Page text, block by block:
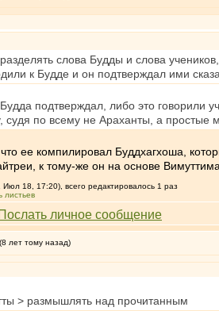
слова Будды и слова
к Будде и он подтверждал ими
подтверждал, либо это говорили
по всему не Араханты, а простые
ее компилировал Буддхагхоша,
к тому-же он на основе
18, 17:20), всего редактировалось 1 раз
листьев
лет тому назад)
> размышлять над прочитанным